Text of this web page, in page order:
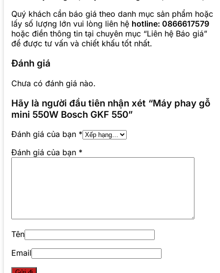
Quý khách cần báo giá theo danh mục sản phẩm hoặc
lấy số lượng lớn vui lòng liên hệ hotline: 0866617579
hoặc điền thông tin tại chuyên mục “Liên hệ Báo giá”
để được tư vấn và chiết khấu tốt nhất.
Đánh giá
Chưa có đánh giá nào.
Hãy là người đầu tiên nhận xét “Máy phay gỗ
mini 550W Bosch GKF 550”
Đánh giá của bạn *
Đánh giá của bạn *
Tên
Email